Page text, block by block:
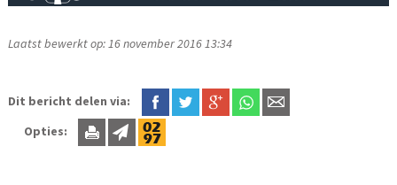
Laatst bewerkt op: 16 november 2016 13:34
Dit bericht delen via:
Opties: